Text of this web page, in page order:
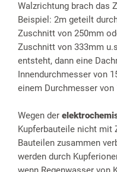
Walzrichtung brach das
Beispiel: 2m geteilt
Zuschnitt von 250mm
Zuschnitt von 333mm
entsteht, dann eine
Innendurchmesser von
einem Durchmesser von
Wegen der
Kupferbauteile nicht mit
Bauteilen zusammen
werden durch